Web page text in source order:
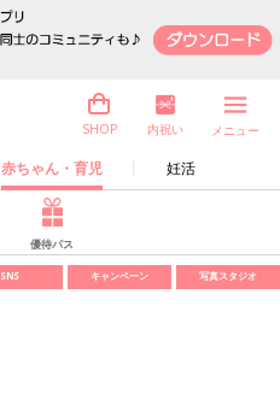
赤ちゃん・育児 妊活
SHOP 内祝い メニュー
優待パス
SNS キャンペーン 写真スタジオ